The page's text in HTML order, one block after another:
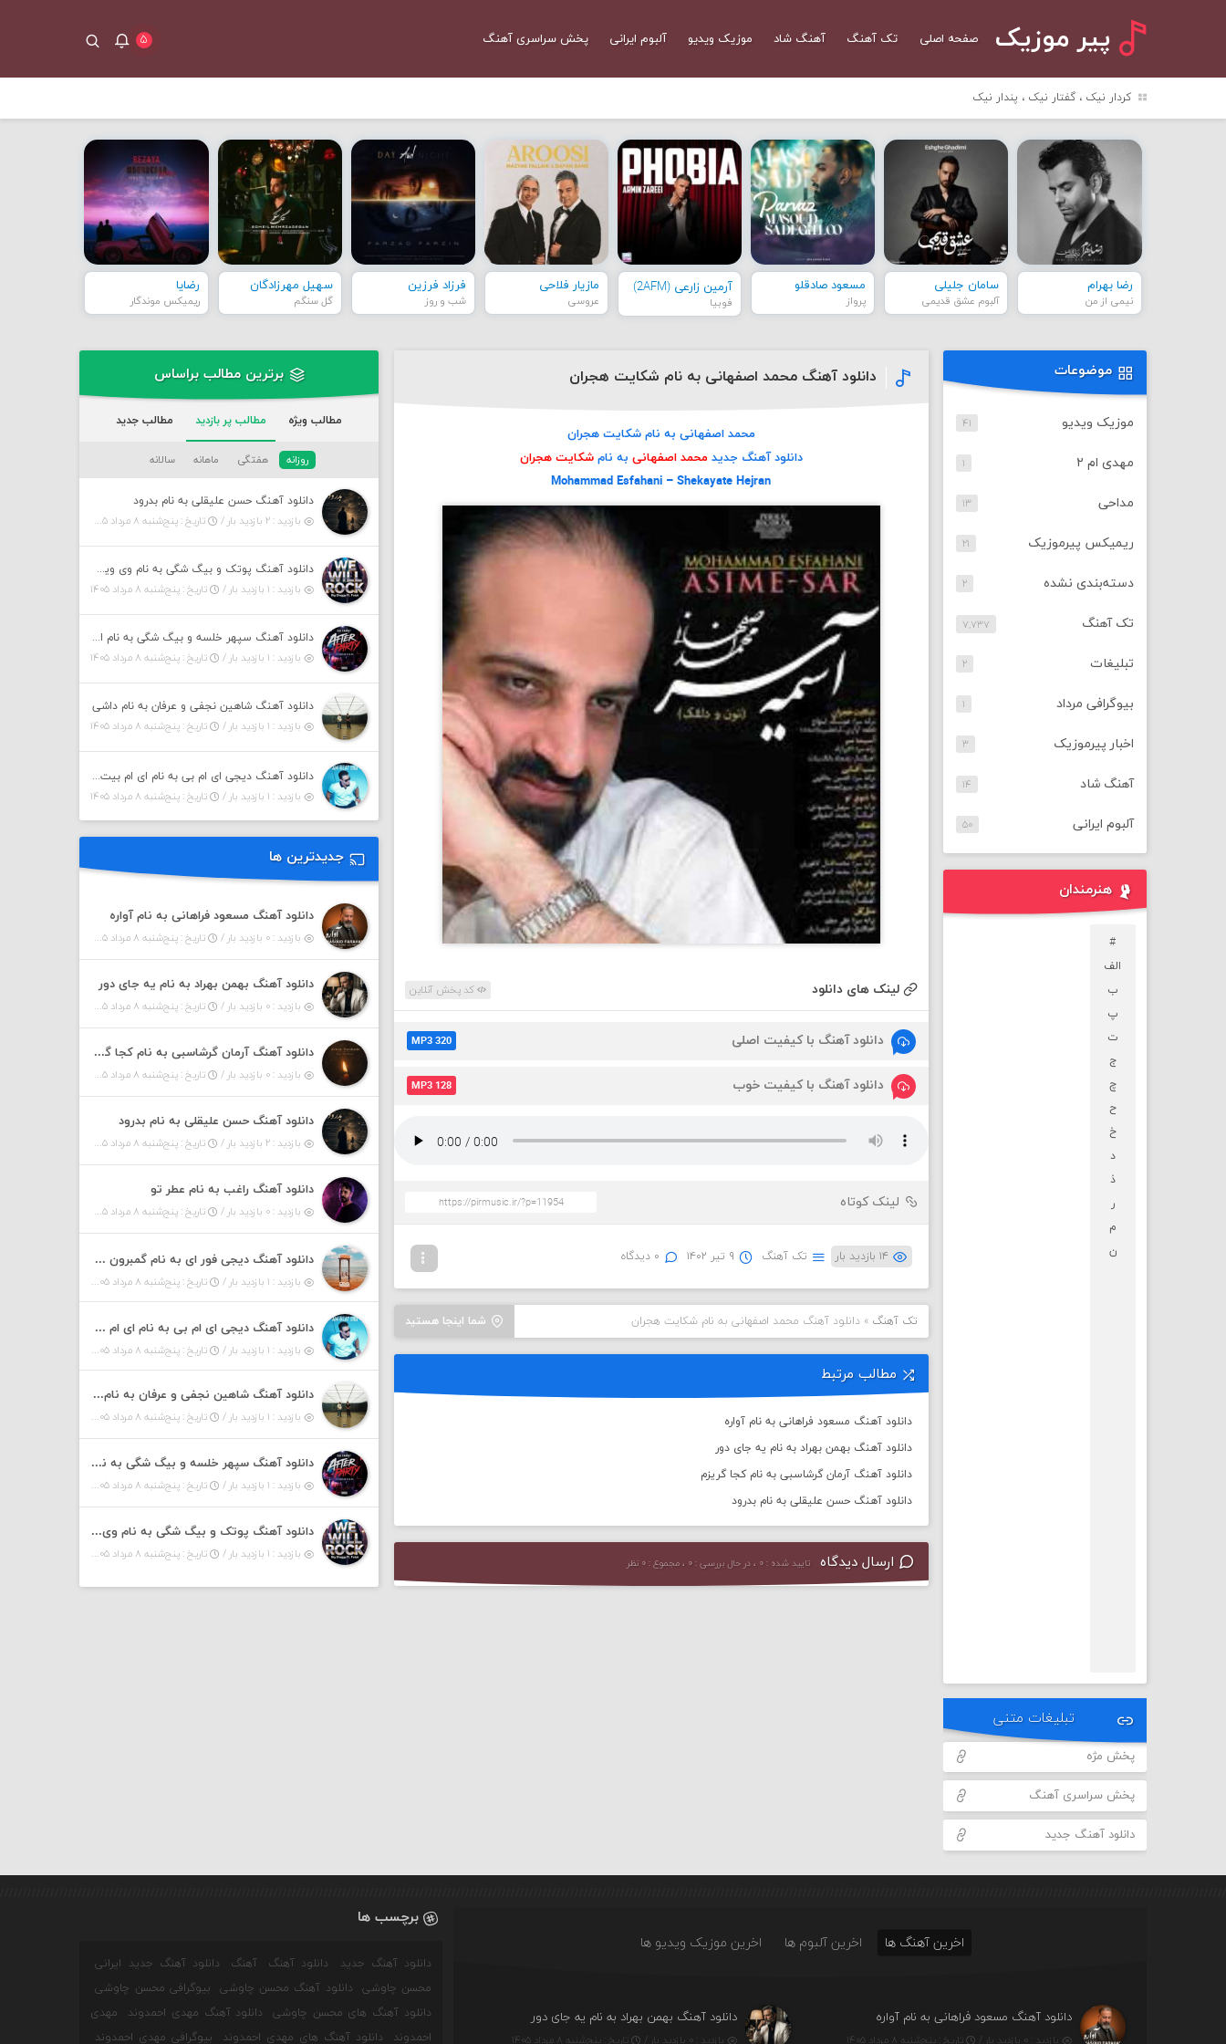
پیر موزیک صفحه اصلی تک آهنگ آهنگ شاد موزیک ویدیو آلبوم ایرانی پخش سراسری آهنگ ۵
کردار نیک ، گفتار نیک ، پندار نیک
رضا بهرام
نیمی از من
سامان جلیلی
آلبوم عشق قدیمی
مسعود صادقلو
پرواز
آرمین زارعی (2AFM)
فوبیا
مازیار فلاحی
عروسی
فرزاد فرزین
شب و روز
سهیل مهرزادگان
گل سنگم
رضایا
ریمیکس موندگار
دانلود آهنگ محمد اصفهانی به نام شکایت هجران
محمد اصفهانی به نام شکایت هجران
دانلود آهنگ جدید محمد اصفهانی به نامشکایت هجران
Mohammad Esfahani – Shekayate Hejran
لینک های دانلود کد پخش آنلاین
دانلود آهنگ با کیفیت اصلی MP3 320
دانلود آهنگ با کیفیت خوب MP3 128
لینک کوتاه
۱۴ بازدید بار تک آهنگ ۹ تیر ۱۴۰۲ ۰ دیدگاه
شما اینجا هستید تک آهنگ »دانلود آهنگ محمد اصفهانی به نام شکایت هجران
مطالب مرتبط
دانلود آهنگ مسعود فراهانی به نام آواره
دانلود آهنگ بهمن بهراد به نام یه جای دور
دانلود آهنگ آرمان گرشاسبی به نام کجا گریزم
دانلود آهنگ حسن علیقلی به نام بدرود
ارسال دیدگاه تایید شده : ۰ ، در حال بررسی : ۰ ، مجموع : ۰ نظر
موضوعات
موزیک ویدیو ۴۱
مهدی ام ۲ ۱
مداحی ۱۳
ریمیکس پیرموزیک ۲۱
دسته‌بندی نشده ۲
تک آهنگ ۷,۷۳۷
تبلیغات ۲
بیوگرافی مرداد ۱
اخبار پیرموزیک ۳
آهنگ شاد ۱۴
آلبوم ایرانی ۵۰
هنرمندان
#
الف
ب
پ
ت
ج
چ
ح
خ
د
ذ
ر
م
ن
تبلیغات متنی
پخش مژه
پخش سراسری آهنگ
دانلود آهنگ جدید
برترین مطالب براساس
مطالب ویژه مطالب پر بازدید مطالب جدید
روزانه هفتگی ماهانه سالانه
دانلود آهنگ حسن علیقلی به نام بدرود
بازدید : ۲ بازدید بار /
تاریخ : پنج‌شنبه ۸ مرداد ۱۴۰۵
دانلود آهنگ پوتک و بیگ شگی به نام وی ویل راک
بازدید : ۱ بازدید بار /
تاریخ : پنج‌شنبه ۸ مرداد ۱۴۰۵
دانلود آهنگ سپهر خلسه و بیگ شگی به نام افتر پارتی
بازدید : ۱ بازدید بار /
تاریخ : پنج‌شنبه ۸ مرداد ۱۴۰۵
دانلود آهنگ شاهین نجفی و عرفان به نام داشی
بازدید : ۱ بازدید بار /
تاریخ : پنج‌شنبه ۸ مرداد ۱۴۰۵
دانلود آهنگ دیجی ای ام بی به نام ای ام بیت ۱۶ (پادکست)
بازدید : ۱ بازدید بار /
تاریخ : پنج‌شنبه ۸ مرداد ۱۴۰۵
جدیدترین ها
دانلود آهنگ مسعود فراهانی به نام آواره
بازدید : ۰ بازدید بار / تاریخ : پنج‌شنبه ۸ مرداد ۱۴۰۵
دانلود آهنگ بهمن بهراد به نام یه جای دور
بازدید : ۰ بازدید بار / تاریخ : پنج‌شنبه ۸ مرداد ۱۴۰۵
دانلود آهنگ آرمان گرشاسبی به نام کجا گریزم
بازدید : ۰ بازدید بار / تاریخ : پنج‌شنبه ۸ مرداد ۱۴۰۵
دانلود آهنگ حسن علیقلی به نام بدرود
بازدید : ۲ بازدید بار / تاریخ : پنج‌شنبه ۸ مرداد ۱۴۰۵
دانلود آهنگ راغب به نام عطر تو
بازدید : ۰ بازدید بار / تاریخ : پنج‌شنبه ۸ مرداد ۱۴۰۵
دانلود آهنگ دیجی فور ای به نام گمبرون ۶ (پادکست)
بازدید : ۱ بازدید بار / تاریخ : پنج‌شنبه ۸ مرداد ۱۴۰۵
دانلود آهنگ دیجی ای ام بی به نام ای ام بیت ۱۶ (پادکست)
بازدید : ۱ بازدید بار / تاریخ : پنج‌شنبه ۸ مرداد ۱۴۰۵
دانلود آهنگ شاهین نجفی و عرفان به نام داشی
بازدید : ۱ بازدید بار / تاریخ : پنج‌شنبه ۸ مرداد ۱۴۰۵
دانلود آهنگ سپهر خلسه و بیگ شگی به نام افتر پارتی
بازدید : ۱ بازدید بار / تاریخ : پنج‌شنبه ۸ مرداد ۱۴۰۵
دانلود آهنگ پوتک و بیگ شگی به نام وی ویل راک
بازدید : ۱ بازدید بار / تاریخ : پنج‌شنبه ۸ مرداد ۱۴۰۵
اخرین آهنگ ها اخرین آلبوم ها اخرین موزیک ویدیو ها
دانلود آهنگ مسعود فراهانی به نام آواره
بازدید : ۰ بازدید بار / تاریخ : پنج‌شنبه ۸ مرداد ۱۴۰۵
دانلود آهنگ بهمن بهراد به نام یه جای دور
بازدید : ۰ بازدید بار / تاریخ : پنج‌شنبه ۸ مرداد ۱۴۰۵
برچسب ها
دانلود آهنگ جدید دانلود آهنگ آهنگ
دانلود آهنگ جدید ایرانی
محسن چاوشی
دانلود آهنگ محسن چاوشی
بیوگرافی محسن چاوشی
دانلود آهنگ های محسن چاوشی
دانلود آهنگ مهدی احمدوند
مهدی
احمدوند
دانلود آهنگ های مهدی احمدوند بیوگرافی مهدی احمدوند